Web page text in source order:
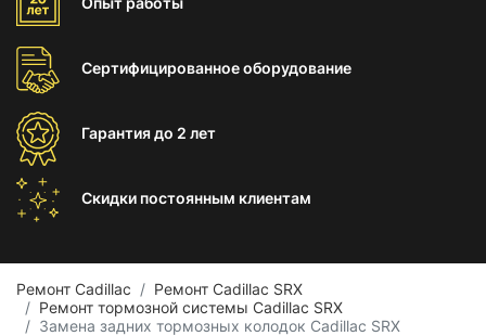
Сертифицированноеоборудование
Гарантиядо 2 лет
Скидки постоянным клиентам
Ремонт Cadillac
Ремонт Cadillac SRX
Ремонт тормозной системы Cadillac SRX
Замена задних тормозных колодок Cadillac SRX